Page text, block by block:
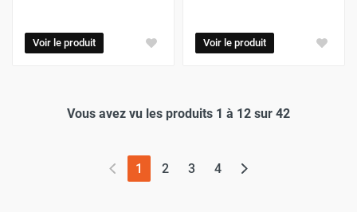
Voir le produit Voir le produit
Vous avez vu les produits 1 à 12 sur 42
1 (page actuelle)
2 3 4